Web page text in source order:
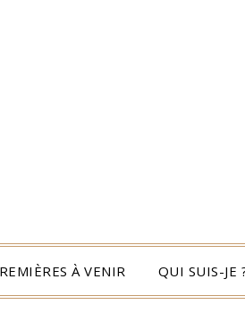
À VENIR QUI SUIS-JE